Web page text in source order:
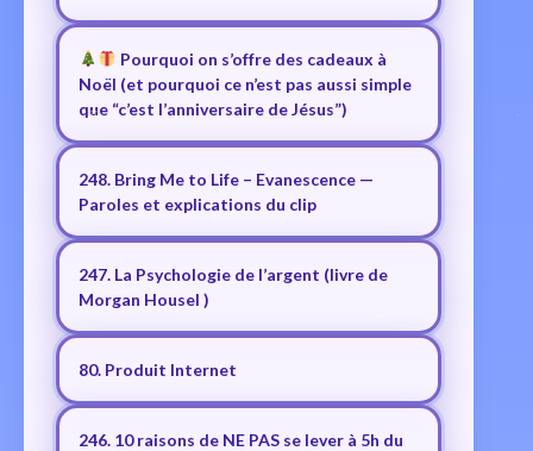
Pourquoi on s’offre des cadeaux à
Noël (et pourquoi ce n’est pas aussi simple
que “c’est l’anniversaire de Jésus”)
248. Bring Me to Life – Evanescence —
Paroles et explications du clip
247. La Psychologie de l’argent (livre de
Morgan Housel )
80. Produit Internet
246. 10 raisons de NE PAS se lever à 5h du